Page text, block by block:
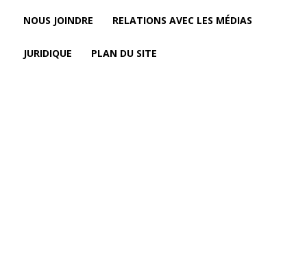
NOUS JOINDRE RELATIONS AVEC LES MÉDIAS
JURIDIQUE PLAN DU SITE